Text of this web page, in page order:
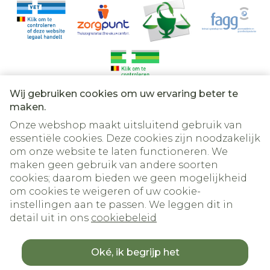
Wij gebruiken cookies om uw ervaring beter te
maken.
Onze webshop maakt uitsluitend gebruik van
essentiële cookies. Deze cookies zijn noodzakelijk
om onze website te laten functioneren. We
maken geen gebruik van andere soorten
cookies; daarom bieden we geen mogelijkheid
om cookies te weigeren of uw cookie-
instellingen aan te passen. We leggen dit in
detail uit in ons cookiebeleid
Oké, ik begrijp het
ischemische aanval)
bloedstolsels in de lever, maag/darmen,
nieren of ogen
Indien de vrouw al gemeenschap heeft
gehad:
een zwangerschap uitgesloten alvorens
alvorens te starten,
BIJ EEN VERGETEN DOSIS
< 12 uur:
De gemiste tablet onmiddelijk innemen.
De overblijvende tabletten op het
gebruikelijke tijdstip innemen.
> 12 uur:
Week 1:
- De gemiste tablet onmiddelijk innemen,
ook als dat betekent dat er 2 tabletten
terzelfder tijd moeten worden ingenomen.
- Vervolgens tabletten verder innemen op
het gebruikelijke tijdstip.
Juridische links